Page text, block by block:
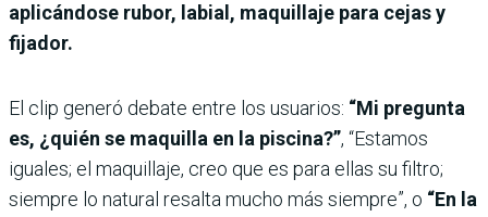
aplicándose rubor, labial, maquillaje para cejas y
fijador.
El clip generó debate entre los usuarios: “Mi pregunta
es, ¿quién se maquilla en la piscina?”, “Estamos
iguales; el maquillaje, creo que es para ellas su filtro;
siempre lo natural resalta mucho más siempre”, o “En la